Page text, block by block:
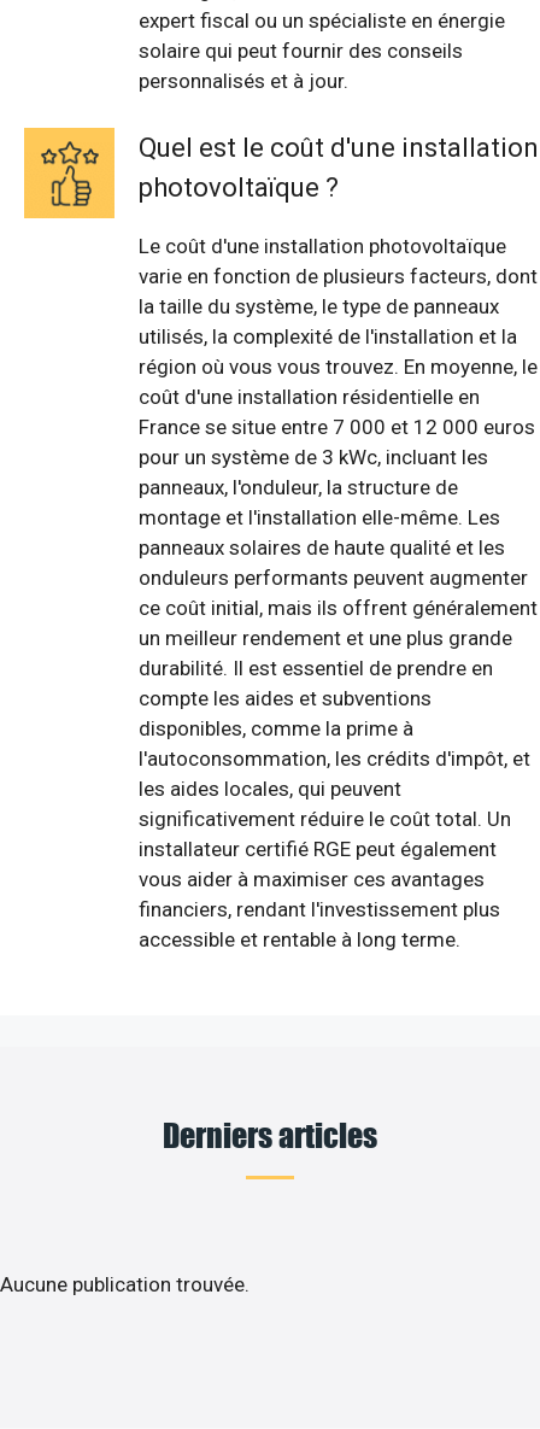
expert fiscal ou un spécialiste en énergie
solaire qui peut fournir des conseils
personnalisés et à jour.
Quel est le coût d'une installation
photovoltaïque ?
Le coût d'une installation photovoltaïque
varie en fonction de plusieurs facteurs, dont
la taille du système, le type de panneaux
utilisés, la complexité de l'installation et la
région où vous vous trouvez. En moyenne, le
coût d'une installation résidentielle en
France se situe entre 7 000 et 12 000 euros
pour un système de 3 kWc, incluant les
panneaux, l'onduleur, la structure de
montage et l'installation elle-même. Les
panneaux solaires de haute qualité et les
onduleurs performants peuvent augmenter
ce coût initial, mais ils offrent généralement
un meilleur rendement et une plus grande
durabilité. Il est essentiel de prendre en
compte les aides et subventions
disponibles, comme la prime à
l'autoconsommation, les crédits d'impôt, et
les aides locales, qui peuvent
significativement réduire le coût total. Un
installateur certifié RGE peut également
vous aider à maximiser ces avantages
financiers, rendant l'investissement plus
accessible et rentable à long terme.
Derniers articles
Aucune publication trouvée.